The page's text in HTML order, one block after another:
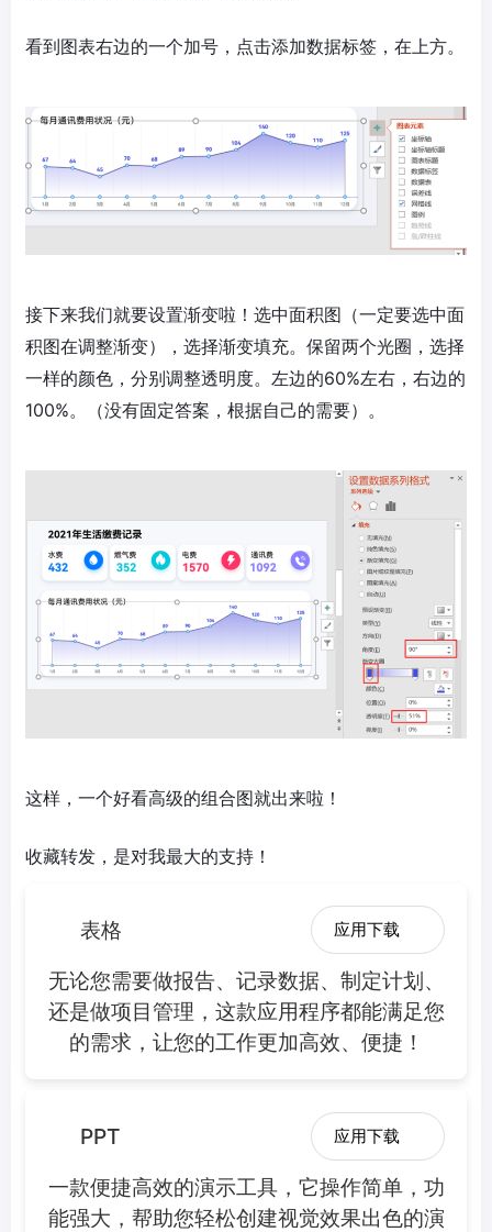
看到图表右边的一个加号，点击添加数据标签，在上方。
接下来我们就要设置渐变啦！选中面积图（一定要选中面
积图在调整渐变），选择渐变填充。保留两个光圈，选择
一样的颜色，分别调整透明度。左边的60%左右，右边的
100%。（没有固定答案，根据自己的需要）。
这样，一个好看高级的组合图就出来啦！
收藏转发，是对我最大的支持！
表格 应用下载
无论您需要做报告、记录数据、制定计划、
还是做项目管理，这款应用程序都能满足您
的需求，让您的工作更加高效、便捷！
PPT 应用下载
一款便捷高效的演示工具，它操作简单，功
能强大，帮助您轻松创建视觉效果出色的演